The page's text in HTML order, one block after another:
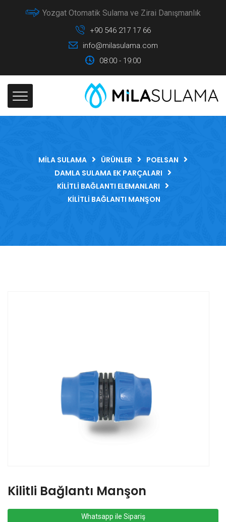
Yozgat Otomatik Sulama ve Zirai Danışmanlık
+90 546 217 17 66
info@milasulama.com
08:00 - 19:00
MILA SULAMA ÜRÜNLER
POELSAN
DAMLA SULAMA EK PARÇALARI
KILITLI BAĞLANTI ELEMANLARI
KILITLI BAĞLANTI MANŞON
Kilitli Bağlantı Manşon
Whatsapp ile Sipariş